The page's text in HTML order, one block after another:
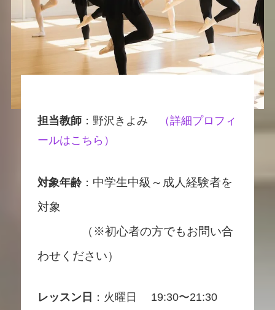
担当教師：野沢きよみ （詳細プロフィ
ールはこちら ）
対象年齢： 中学生中級～成人経験者を
対象
（※初心者の方でもお問い合
わせください）
レッスン日 ：火曜日 19:30〜21:30